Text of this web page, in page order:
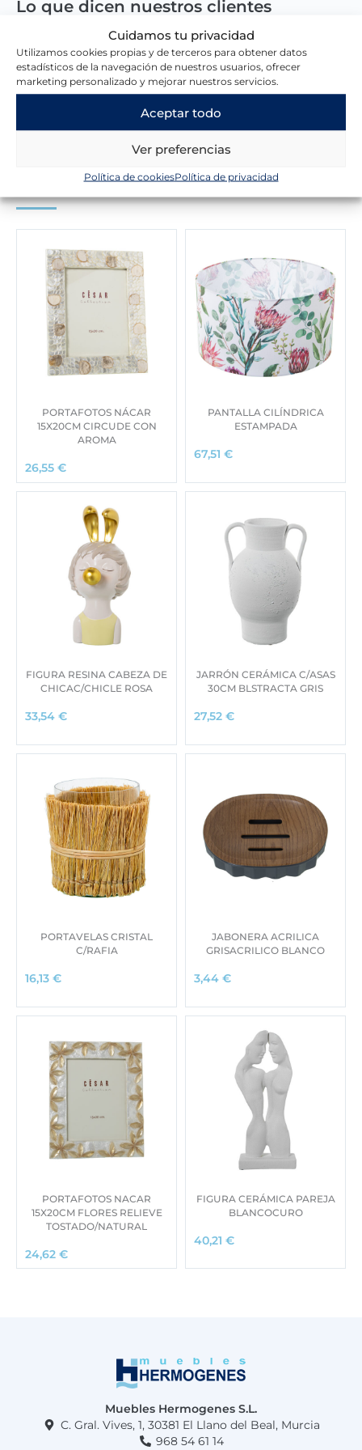
Cuidamos tu privacidad
Utilizamos cookies propias y de terceros para obtener datos
estadísticos de la navegación de nuestros usuarios, ofrecer
marketing personalizado y mejorar nuestros servicios.
Aceptar todo
Ver preferencias
Política de cookiesPolítica de privacidad
Lo que dicen nuestros clientes
Escribir una reseña
Novedades en la tienda
PORTAFOTOS NÁCAR
15X20CM CIRCUDE CON
AROMA
26,55 €
PANTALLA CILÍNDRICA
ESTAMPADA
67,51 €
FIGURA RESINA CABEZA DE
CHICAC/CHICLE ROSA
33,54 €
JARRÓN CERÁMICA C/ASAS
30CM BLSTRACTA GRIS
27,52 €
PORTAVELAS CRISTAL
C/RAFIA
16,13 €
JABONERA ACRILICA
GRISACRILICO BLANCO
3,44 €
PORTAFOTOS NACAR
15X20CM FLORES RELIEVE
TOSTADO/NATURAL
24,62 €
FIGURA CERÁMICA PAREJA
BLANCOCURO
40,21 €
Muebles Hermogenes S.L.
C. Gral. Vives, 1, 30381 El Llano del Beal, Murcia
968 54 61 14